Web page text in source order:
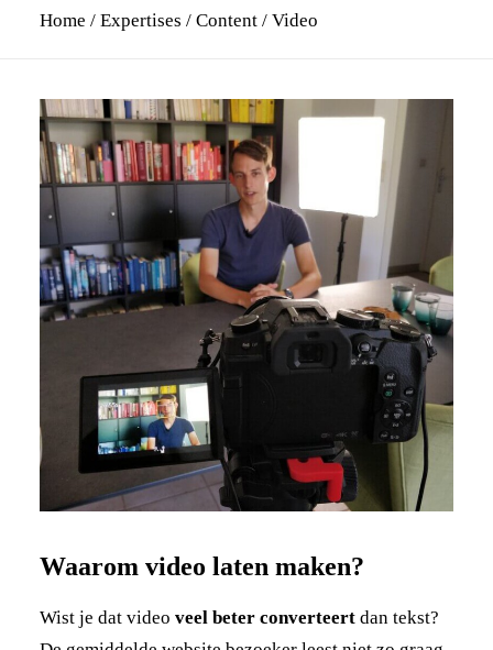
Home / Expertises / Content / Video
Waarom video laten maken?
Wist je dat video veel beter converteert dan tekst?